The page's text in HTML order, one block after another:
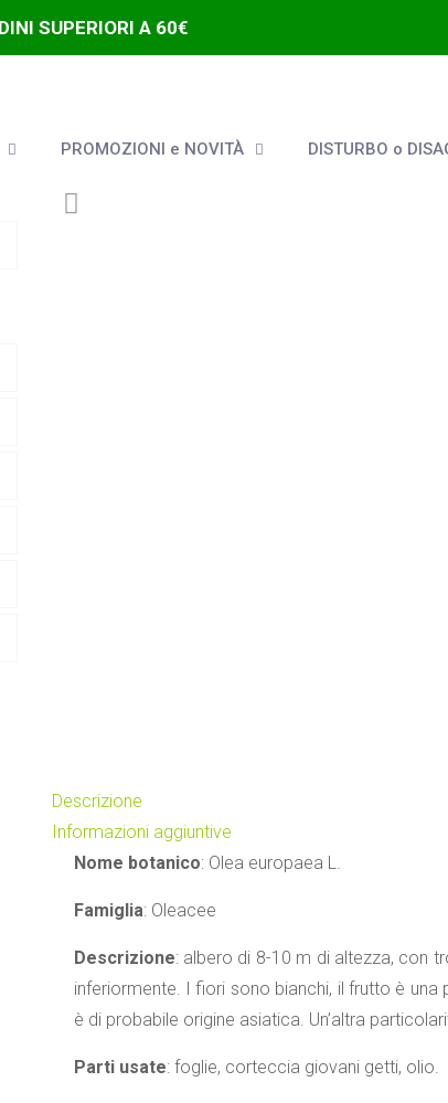
SUPERIORI A 60€
PROMOZIONI e NOVITÀ DISTURBO o
Descrizione
Informazioni aggiuntive
Nome botanico: Olea europaea L.
Famiglia: Oleacee
Descrizione: albero di 8-10 m di altezza, con
inferiormente. I fiori sono bianchi, il frutto è
è di probabile origine asiatica. Un’altra
Parti usate: foglie, corteccia giovani getti, olio.